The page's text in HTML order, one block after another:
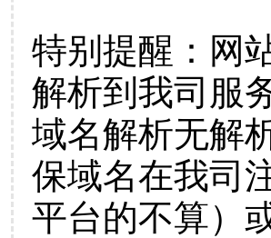
特别提醒：网
解析到我司服
域名解析无解
保域名在我司
平台的不算）